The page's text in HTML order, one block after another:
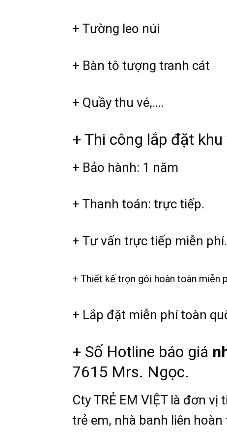
+ Tường leo núi
+ Bàn tô tượng tranh cát
+ Quầy thu vé,….
+ Thi công lắp đặt
+ Bảo hành: 1 năm
+ Thanh toán: trực tiếp.
+ Tư vấn trực tiếp miễn phí.
+ Thiết kế trọn gói hoàn toàn miễn
+ Lắp đặt miễn phí toàn
+ Số Hotline báo giá
7615 Mrs. Ngọc.
Cty TRẺ EM VIỆT là đơn
trẻ em, nhà banh liên